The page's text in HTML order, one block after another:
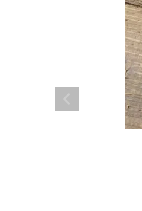
やみつきしみかりせん